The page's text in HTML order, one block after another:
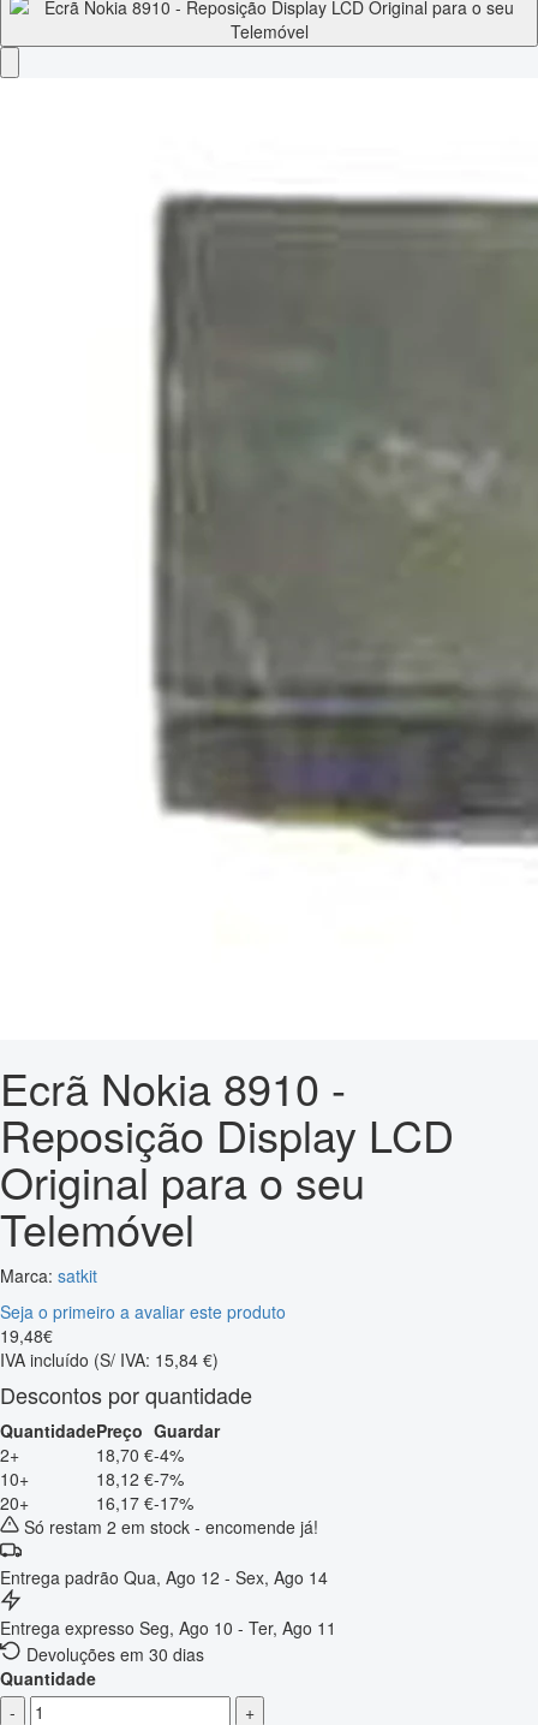
Ecrã Nokia 8910 -
Reposição Display LCD
Original para o seu
Telemóvel
Marca: satkit
Seja o primeiro a avaliar este produto
19,48€
IVA incluído (S/ IVA: 15,84 €)
Descontos por quantidade
QuantidadePreço Guardar
2+
18,70 €-4%
10+
18,12 €-7%
20+
16,17 €-17%
Só restam 2 em stock - encomende já!
Entrega padrão Qua, Ago 12 - Sex, Ago 14
Entrega expresso Seg, Ago 10 - Ter, Ago 11
Devoluções em 30 dias
Quantidade
-
+